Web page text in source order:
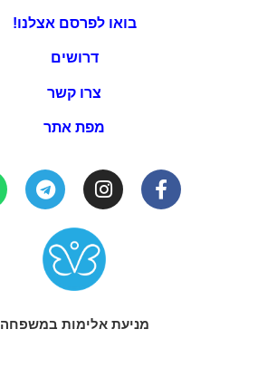
בואו לפרסם אצלנו!
דרושים
צרו קשר
מפת אתר
מניעת אלימות במשפחה